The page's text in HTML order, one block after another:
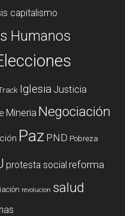
capitalismo
Humanos
Iglesia Justicia
Mineria Negociación
Paz PND Pobreza
protesta social reforma
revolucion salud